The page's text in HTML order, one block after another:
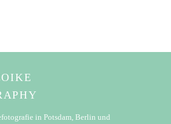
in Potsdam, Berlin und